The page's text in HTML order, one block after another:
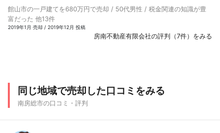
館山市の一戸建てを680万円で売却 / 50代男性 / 税金関連の知識が豊
富だった 他13件
2019年1月 売却 / 2019年12月 投稿
房南不動産有限会社の評判（7件）をみる
同じ地域で売却した口コミをみる
南房総市の口コミ・評判